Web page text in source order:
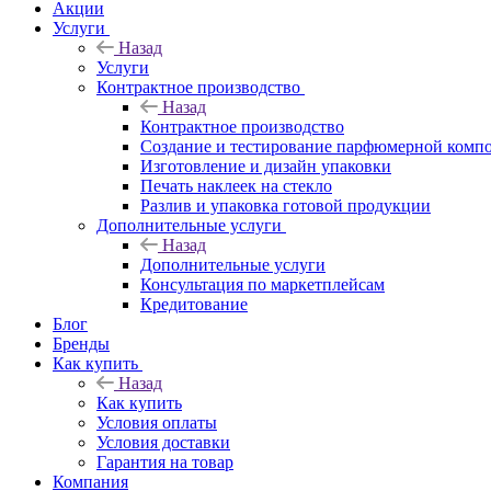
Акции
Услуги
Назад
Услуги
Контрактное производство
Назад
Контрактное производство
Создание и тестирование парфюмерной
Изготовление и дизайн упаковки
Печать наклеек на стекло
Разлив и упаковка готовой продукции
Дополнительные услуги
Назад
Дополнительные услуги
Консультация по маркетплейсам
Кредитование
Блог
Бренды
Как купить
Назад
Как купить
Условия оплаты
Условия доставки
Гарантия на товар
Компания